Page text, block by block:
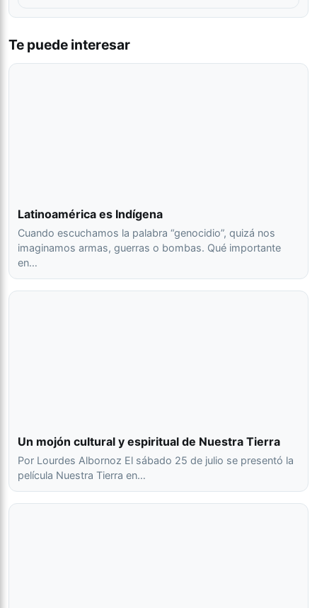
Te puede interesar
Latinoamérica es Indígena
Cuando escuchamos la palabra “genocidio”, quizá nos
imaginamos armas, guerras o bombas. Qué importante
en…
Un mojón cultural y espiritual de Nuestra Tierra
Por Lourdes Albornoz El sábado 25 de julio se presentó la
película Nuestra Tierra en…